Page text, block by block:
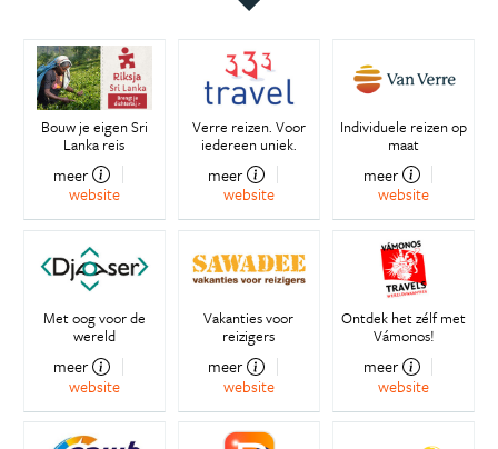
Bouw je eigen Sri
Lanka reis
meer
website
Verre reizen. Voor
iedereen uniek.
meer
website
Individuele reizen op
maat
meer
website
Met oog voor de
wereld
meer
website
Vakanties voor
reizigers
meer
website
Ontdek het zélf met
Vámonos!
meer
website